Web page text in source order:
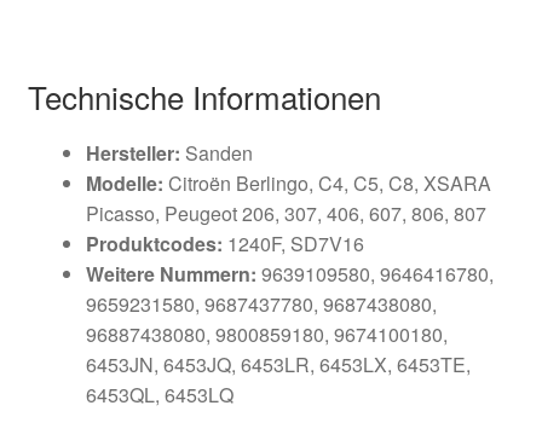
Technische Informationen
Hersteller: Sanden
Modelle: Citroën Berlingo, C4, C5, C8, XSARA
Picasso, Peugeot 206, 307, 406, 607, 806, 807
Produktcodes: 1240F, SD7V16
Weitere Nummern: 9639109580, 9646416780,
9659231580, 9687437780, 9687438080,
96887438080, 9800859180, 9674100180,
6453JN, 6453JQ, 6453LR, 6453LX, 6453TE,
6453QL, 6453LQ